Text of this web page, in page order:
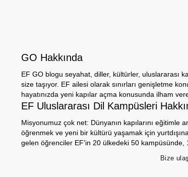
GO Hakkında
EF GO blogu seyahat, diller, kültürler, uluslararası
size taşıyor. EF ailesi olarak sınırları genişletme
hayatınızda yeni kapılar açma konusunda ilham
EF Uluslararası Dil Kampüsleri
Misyonumuz çok net: Dünyanın kapılarını eğitimle
öğrenmek ve yeni bir kültürü yaşamak için
gelen öğrenciler EF'in 20 ülkedeki 50 kampüsünde,
Bize ulaş